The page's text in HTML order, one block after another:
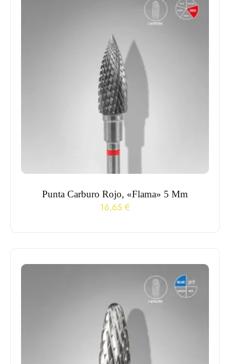
Punta Carburo Rojo, «Flama» 5 Mm
16,65 €